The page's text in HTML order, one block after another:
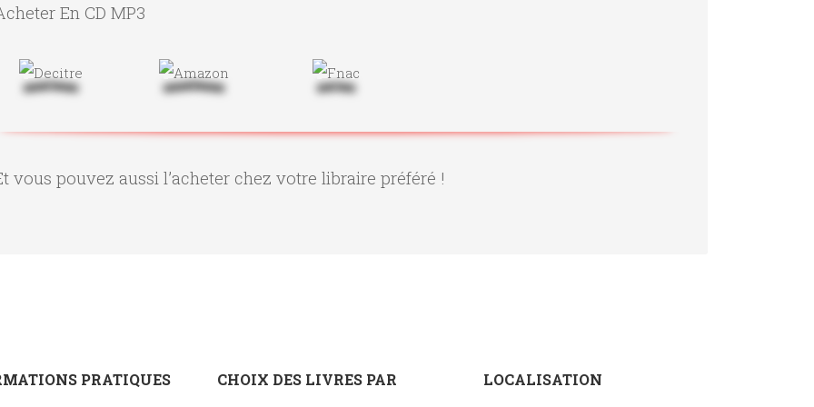
En CD MP3
vous pouvez aussi l’acheter chez votre libraire préféré !
PRATIQUES CHOIX DES LIVRES PAR LOCALISATION